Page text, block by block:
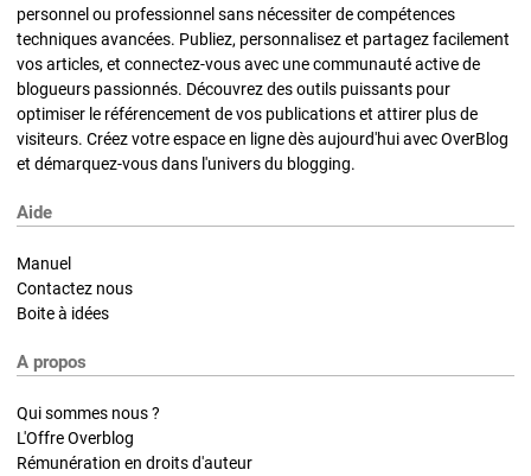
personnel ou professionnel sans nécessiter de compétences
techniques avancées. Publiez, personnalisez et partagez facilement
vos articles, et connectez-vous avec une communauté active de
blogueurs passionnés. Découvrez des outils puissants pour
optimiser le référencement de vos publications et attirer plus de
visiteurs. Créez votre espace en ligne dès aujourd'hui avec OverBlog
et démarquez-vous dans l'univers du blogging.
Aide
Manuel
Contactez nous
Boite à idées
A propos
Qui sommes nous ?
L'Offre Overblog
Rémunération en droits d'auteur